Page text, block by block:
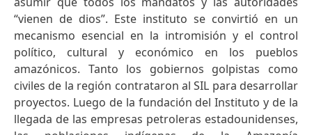
“vienen de dios”. Este instituto se convirtió en un
mecanismo esencial en la intromisión y el control
político, cultural y económico en los pueblos
amazónicos. Tanto los gobiernos golpistas como
civiles de la región contrataron al SIL para desarrollar
proyectos. Luego de la fundación del Instituto y de la
llegada de las empresas petroleras estadounidenses,